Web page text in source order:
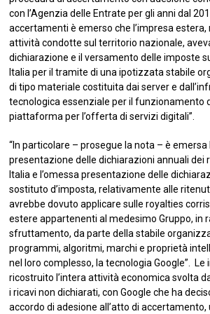
con l’Agenzia delle Entrate per gli anni dal
accertamenti è emerso che l’impresa
attività condotte sul territorio nazionale,
dichiarazione e il versamento delle imposte
Italia per il tramite di una ipotizzata stabile
di tipo materiale costituita dai server e
tecnologica essenziale per il funzionamento
piattaforma per l’offerta di servizi digitali”.
“In particolare – prosegue la nota – è emersa
presentazione delle dichiarazioni annuali dei
Italia e l’omessa presentazione delle
sostituto d’imposta, relativamente alle
avrebbe dovuto applicare sulle royalties
estere appartenenti al medesimo Gruppo, in
sfruttamento, da parte della stabile
programmi, algoritmi, marchi e proprietà
nel loro complesso, la tecnologia Google”. Le
ricostruito l’intera attività economica svolta
i ricavi non dichiarati, con Google che ha
accordo di adesione all’atto di